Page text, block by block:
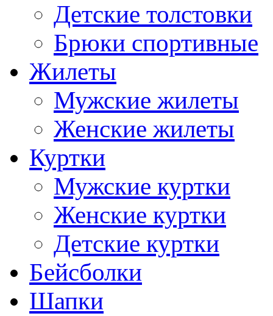
Детские толстовки
Брюки спортивные
Жилеты
Мужские жилеты
Женские жилеты
Куртки
Мужские куртки
Женские куртки
Детские куртки
Бейсболки
Шапки